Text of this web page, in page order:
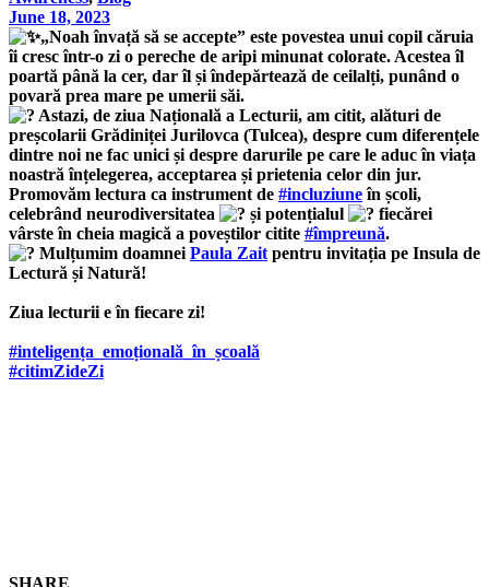
June 18, 2023
„Noah învață să se accepte” este povestea unui copil căruia
îi cresc într-o zi o pereche de aripi minunat colorate. Acestea îl
poartă până la cer, dar îl și îndepărtează de ceilalți, punând o
povară prea mare pe umerii săi.
Astazi, de ziua Națională a Lecturii, am citit, alături de
preșcolarii Grădiniței Jurilovca (Tulcea), despre cum diferențele
dintre noi ne fac unici și despre darurile pe care le aduc în viața
noastră înțelegerea, acceptarea și prietenia celor din jur.
Promovăm lectura ca instrument de #incluziuneîn școli,
celebrând neurodiversitatea
și potențialul
fiecărei
vârste în cheia magică a poveștilor citite #împreună.
Mulțumim doamneiPaula Zaitpentru invitația pe Insula de
Lectură și Natură!
Ziua lecturii e în fiecare zi!
#inteligența_emoțională_în_școală
#citimZideZi
SHARE